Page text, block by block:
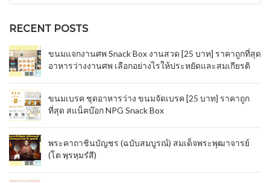
RECENT POSTS
ขนมแจกงานศพ Snack Box งานสวด [25 บาท] ราคาถูกที่สุด
อาหารว่างงานศพ เลือกอย่างไรให้ประหยัดและสมเกียรติ
ขนมเบรค ชุดอาหารว่าง ขนมจัดเบรค [25 บาท] ราคาถูก
ที่สุด สแน็คบ๊อก NPG Snack Box
พระคาถาชินบัญชร (ฉบับสมบูรณ์) สมเด็จพระพุฒาจารย์
(โต พฺรหฺมรํสี)